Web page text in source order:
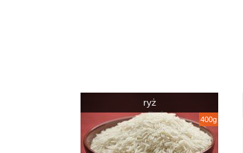
ryż
400g